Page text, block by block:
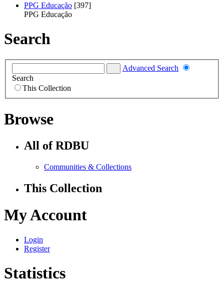
PPG Educação [397]
PPG Educação
Search
Advanced Search
Search
This Collection
Browse
All of RDBU
Communities & Collections
This Collection
My Account
Login
Register
Statistics